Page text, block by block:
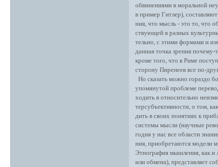
обвинениями в моральной
в пример Гитлер),
ния, что мысль - это то, что
ствующей в разных
тельно, с этими формами и
данная точка зрения почему-
кроме того, что в Риме
сторону Пиренеев все по-
Но сказать можно гораздо
упомянутой проблеме
ходить в относительно
терсубъективности, о том,
дить в своих понятиях к
системы мысли (научные
годня у нас все области
ния, приобретаются модели
Этнография мышления, как и
или обмена), представляет